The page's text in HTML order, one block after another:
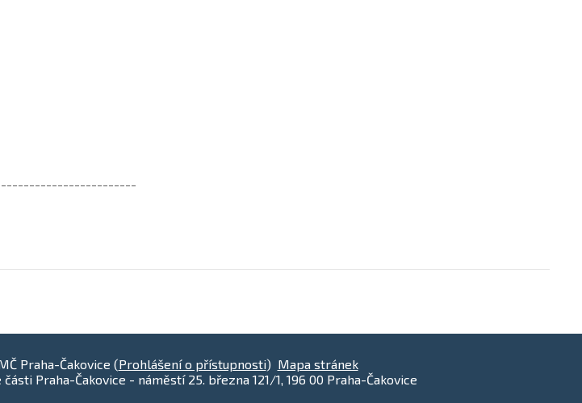
Praha-Čakovice (Prohlášení o přístupnosti) Mapa stránek
Praha-Čakovice - náměstí 25. března 121/1, 196 00 Praha-Čakovice